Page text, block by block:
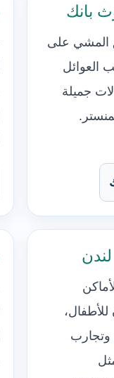
بانك
المشي على
العوائل
جميلة
للأطفال،